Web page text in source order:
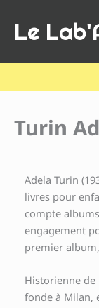
contenu
Le
Turin
Adela Turin
livres pour
compte
engagement
premier album,
Historienne de
fonde à Milan,